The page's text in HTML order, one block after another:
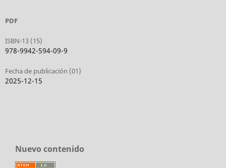
PDF
ISBN-13 (15)
978-9942-594-09-9
Fecha de publicación (01)
2025-12-15
Nuevo contenido